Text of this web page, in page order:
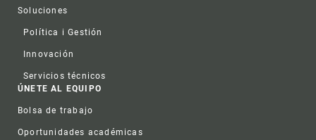
Soluciones
Política i Gestión
Innovación
Servicios técnicos
ÚNETE AL EQUIPO
Bolsa de trabajo
Oportunidades académicas